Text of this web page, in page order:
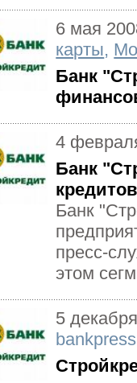
6 мая
карты,
Банк
4
Банк
Банк
пресс-
этом
5